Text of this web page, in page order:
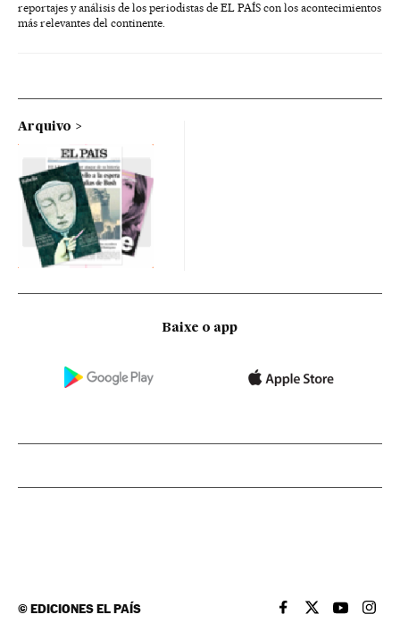
reportajes y análisis de los periodistas de EL PAÍS con los acontecimientos
más relevantes del continente.
Arquivo
Baixe o app
©EDICIONES EL PAÍS EL PAÍS BRASIL EN
EL PAÍSEL PAÍS
EL